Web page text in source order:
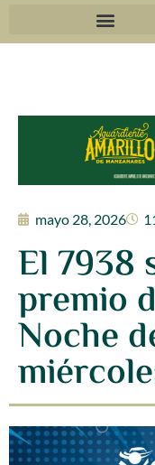
mayo 28, 2026
El 7938
premio
Noche